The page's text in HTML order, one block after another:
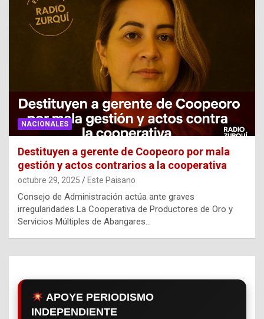
NACIONALES
Destituyen a gerente de Coopeoro por mala
gestión y actos contrarios a la cooperativa
octubre 29, 2025 Este Paisano
Consejo de Administración actúa ante graves
irregularidades La Cooperativa de Productores de Oro y
Servicios Múltiples de Abangares…
APOYE PERIODISMO
INDEPENDIENTE